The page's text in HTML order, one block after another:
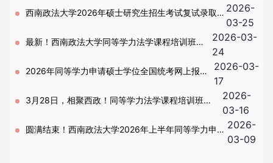
大学生士兵计划和免初试考生提交材料的通知
西南政法大学2026年硕士研究生招生考试复试录取阶
段第二号公告-复试基本要求
2026-
03-25
最新！西南政法大学同等学力法学课程培训班招
生简章
2026-03-
24
2026年同等学力申请硕士学位全国统考网上报名
开始！
2026-03-
17
3月28日，相聚西政！同等学力法学课程培训班
2026年春季开班式预告
2026-
03-16
圆满结束！西南政法大学2026年上半年同等学力申硕 2026-
03-09